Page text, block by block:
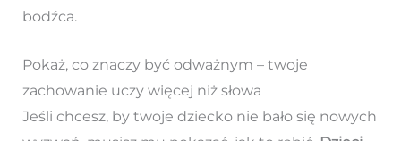
bodźca.
Pokaż, co znaczy być odważnym – twoje
zachowanie uczy więcej niż słowa
Jeśli chcesz, by twoje dziecko nie bało się nowych